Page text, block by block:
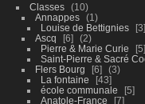
Classes
10
Annappes
1
Louise de Bettignies
3
Ascq
6
2
Pierre & Marie Curie
5
Saint-Pierre & Sacré
Flers Bourg
6
3
La fontaine
43
école communale
5
Anatole-France
7